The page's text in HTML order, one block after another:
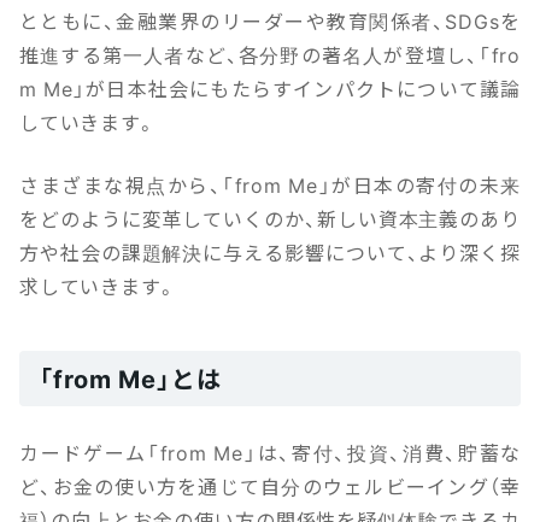
とともに、金融業界のリーダーや教育関係者、SDGsを
推進する第一人者など、各分野の著名人が登壇し、「fro
m Me」が日本社会にもたらすインパクトについて議論
していきます。
さまざまな視点から、「from Me」が日本の寄付の未来
をどのように変革していくのか、新しい資本主義のあり
方や社会の課題解決に与える影響について、より深く探
求していきます。
「from Me」とは
カードゲーム「from Me」は、寄付、投資、消費、貯蓄な
ど、お金の使い方を通じて自分のウェルビーイング（幸